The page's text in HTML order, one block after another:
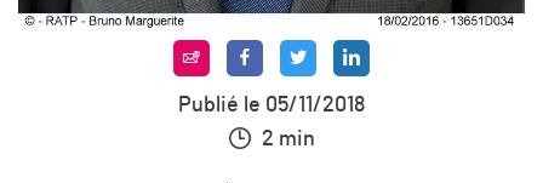
Publié le 05/11/2018
2 min